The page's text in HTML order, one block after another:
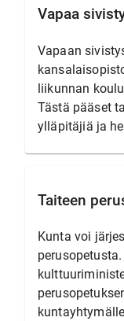
Vapaa
Vapaan
liikunnan
Tästä pääset
ylläpitäjiä ja
Taiteen
Kunta voi